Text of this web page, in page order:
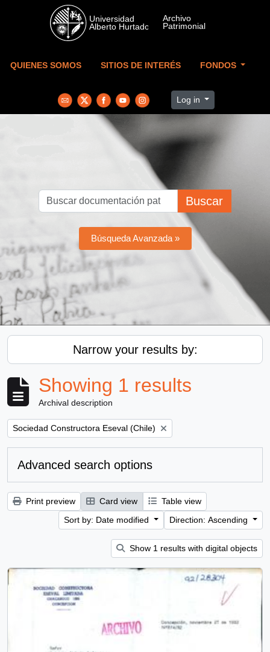
Skip to main content
QUIENES SOMOS SITIOS DE INTERÉS FONDOS
Log in
Buscar
Búsqueda Avanzada »
Narrow your results by:
Showing 1 results
Archival description
Remove filter:
Sociedad Constructora Eseval (Chile)
Advanced search options
Print preview Card view
Table view
Sort by: Date modified
Direction: Ascending
Show 1 results with digital objects